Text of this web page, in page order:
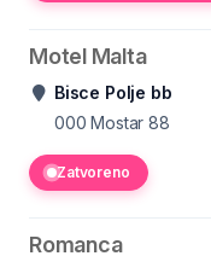
Motel Malta
Bisce Polje bb
000 Mostar 88
Zatvoreno
Romanca